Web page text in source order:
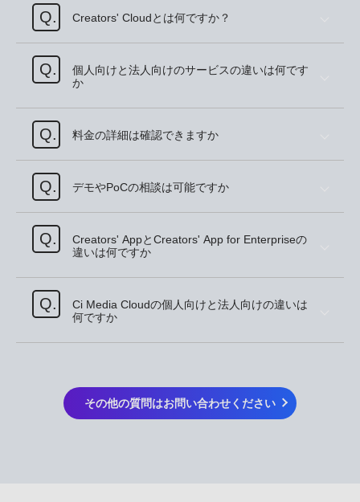
Q. Creators' Cloudとは何ですか？
Q.
個人向けと法人向けのサービスの違いは何です
か
Q. 料金の詳細は確認できますか
Q. デモやPoCの相談は可能ですか
Q.
Creators' AppとCreators' App for Enterpriseの
違いは何ですか
Q.
Ci Media Cloudの個人向けと法人向けの違いは
何ですか
その他の質問はお問い合わせください